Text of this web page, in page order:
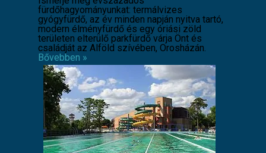
fürdőhagyományunkat: termálvizes
gyógyfürdő, az év minden napján nyitva tartó,
modern élményfürdő és egy óriási zöld
területen elterülő parkfürdő várja Önt és
családját az Alföld szívében, Orosházán.
Bővebben »